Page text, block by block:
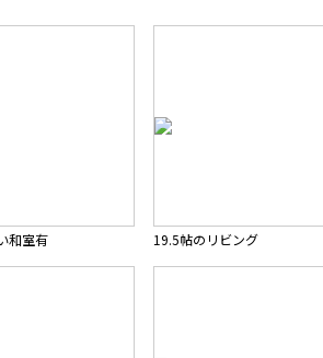
和室有 19.5帖のリビング